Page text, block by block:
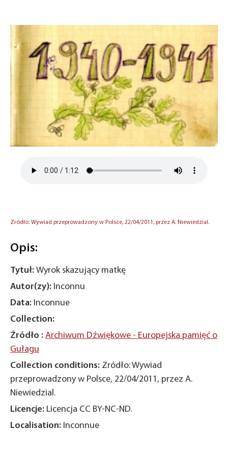
Zródło: Wywiad przeprowadzony w Polsce, 22/04/2011, przez A. Niewiedzial.
Opis:
Tytuł: Wyrok skazujący matkę
Autor(zy): Inconnu
Data: Inconnue
Collection:
Źródło : Archiwum Dźwiękowe - Europejska pamięć o
Gułagu
Collection conditions: Zródło: Wywiad
przeprowadzony w Polsce, 22/04/2011, przez A.
Niewiedzial.
Licencje: Licencja CC BY-NC-ND.
Localisation: Inconnue